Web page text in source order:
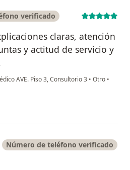
verificado
claras, atención
y actitud de servicio y
AVE. Piso 3, Consultorio 3 • Otro •
Número de teléfono verificado